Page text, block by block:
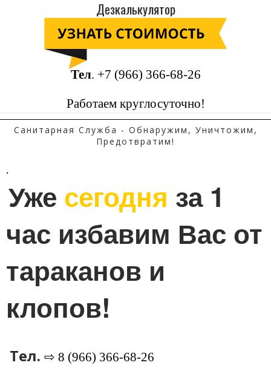
Дезкалькулятор
Тел. +7 (966) 366-68-26
Работаем круглосуточно!
Санитарная Служба - Обнаружим, Уничтожим,
Предотвратим!
.
Уже сегодня за 1
час избавим Вас от
тараканов и
клопов!
Тел. ⇨ 8 (966) 366-68-26